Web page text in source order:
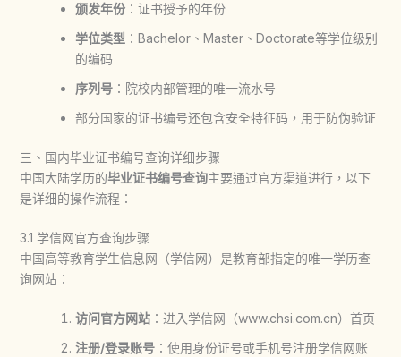
颁发年份：证书授予的年份
学位类型 ：Bachelor、Master、Doctorate等学位级别
的编码
序列号：院校内部管理的唯一流水号
部分国家的证书编号还包含安全特征码，用于防伪验证
三、国内毕业证书编号查询详细步骤
中国大陆学历的毕业证书编号查询主要通过官方渠道进行，以下
是详细的操作流程：
3.1 学信网官方查询步骤
中国高等教育学生信息网（学信网）是教育部指定的唯一学历查
询网站：
访问官方网站：进入学信网（www.chsi.com.cn）首页
注册/登录账号：使用身份证号或手机号注册学信网账